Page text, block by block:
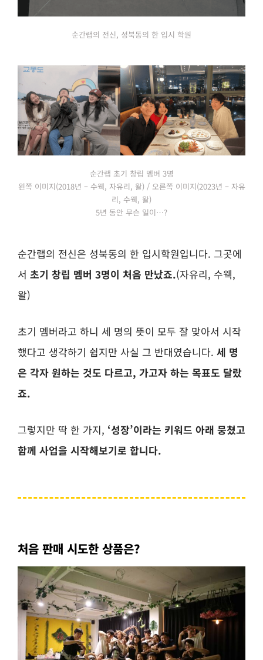
순간랩의 전신, 성북동의 한 입시 학원
순간랩 초기 창립 멤버 3명
왼쪽 이미지(2018년 – 수웩, 자유리, 왈) / 오른쪽 이미지(2023년 – 자유
리, 수웩, 왈)
5년 동안 무슨 일이…?
순간랩의 전신은 성북동의 한 입시학원입니다. 그곳에
서 초기 창립 멤버 3명이 처음 만났죠.(자유리, 수웩,
왈)
초기 멤버라고 하니 세 명의 뜻이 모두 잘 맞아서 시작
했다고 생각하기 쉽지만 사실 그 반대였습니다. 세 명
은 각자 원하는 것도 다르고, 가고자 하는 목표도 달랐
죠.
그렇지만 딱 한 가지, ‘성장’이라는 키워드 아래 뭉쳤고
함께 사업을 시작해보기로 합니다.
처음 판매 시도한 상품은?